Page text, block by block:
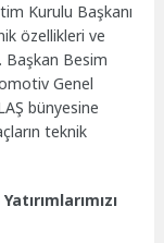
Kurulu Başkanı
özellikleri ve
Başkan Besim
Genel
bünyesine
teknik